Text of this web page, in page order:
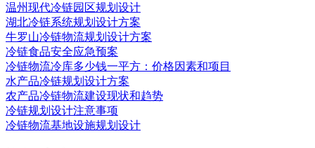
温州现代冷链园区规划设计
湖北冷链系统规划设计方案
牛罗山冷链物流规划设计方案
冷链食品安全应急预案
冷链物流冷库多少钱一平方：价格因素和项目
水产品冷链规划设计方案
农产品冷链物流建设现状和趋势
冷链规划设计注意事项
冷链物流基地设施规划设计